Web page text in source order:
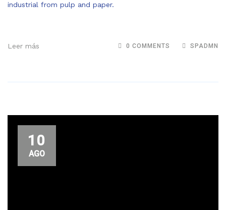
industrial from pulp and paper.
Leer más 0 COMMENTS SPADMN
10
AGO